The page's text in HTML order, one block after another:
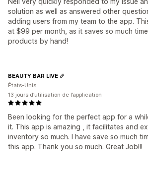
solution as well as answered other
adding users from my team to the app.
at $99 per month, as it saves so much
products by hand!
Been looking for the perfect app for a
it. This app is amazing , it facilitates and
inventory so much. I have save so much
this app. Thank you so much. Great Job!!!
BEAUTY BAR LIVE
États-Unis
13 jours d’utilisation de l’application